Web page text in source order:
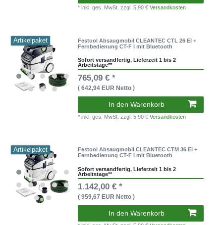
* inkl. ges. MwSt.zzgl. 5,90 €Versandkosten
Artikelpaket
Festool Absaugmobil CLEANTEC CTL 26 EI +
Fernbedienung CT-F I mit Bluetooth
Sofort versandfertig, Lieferzeit 1 bis 2
Arbeitstage**
765,09 € *
( 642,94 EUR Netto )
In den Warenkorb
* inkl. ges. MwSt.zzgl. 5,90 €Versandkosten
Artikelpaket
Festool Absaugmobil CLEANTEC CTM 36 EI +
Fernbedienung CT-F I mit Bluetooth
Sofort versandfertig, Lieferzeit 1 bis 2
Arbeitstage**
1.142,00 € *
( 959,67 EUR Netto )
In den Warenkorb